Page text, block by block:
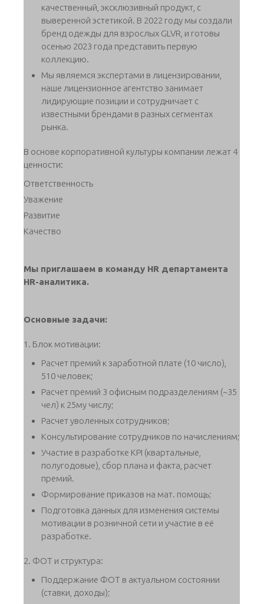
качественный, эксклюзивный продукт, с
выверенной эстетикой. В 2022 году мы создали
бренд одежды для взрослых GLVR, и готовы
осенью 2023 года представить первую
коллекцию.
Мы являемся экспертами в лицензировании,
наше лицензионное агентство занимает
лидирующие позиции и сотрудничает с
известными брендами в разных сегментах
рынка.
В основе корпоративной культуры компании лежат 4
ценности:
Ответственность
Уважение
Развитие
Качество
Мы приглашаем в команду HR департамента
HR-аналитика.
Основные задачи:
1. Блок мотивации:
Расчет премий к заработной плате (10 число),
510 человек;
Расчет премий 3 офисным подразделениям (~35
чел) к 25му числу;
Расчет уволенных сотрудников;
Консультирование сотрудников по начислениям;
Участие в разработке KPI (квартальные,
полугодовые), сбор плана и факта, расчет
премий.
Формирование приказов на мат. помощь;
Подготовка данных для изменения системы
мотивации в розничной сети и участие в её
разработке.
2. ФОТ и структура:
Поддержание ФОТ в актуальном состоянии
(ставки, доходы);